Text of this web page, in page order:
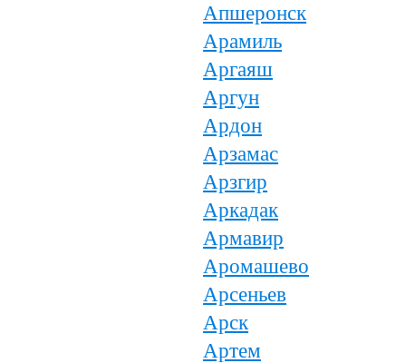
Апшеронск
Арамиль
Аргаяш
Аргун
Ардон
Арзамас
Арзгир
Аркадак
Армавир
Аромашево
Арсеньев
Арск
Артем